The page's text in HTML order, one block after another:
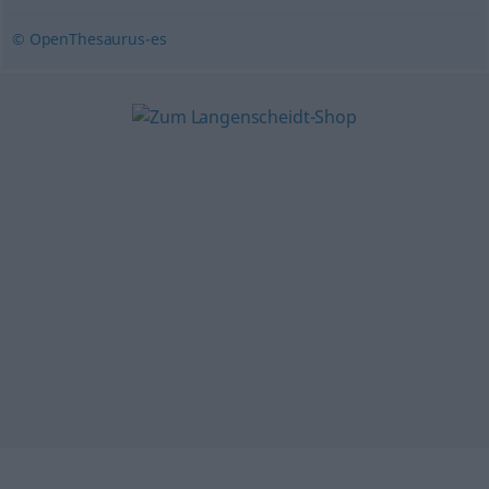
© OpenThesaurus-es